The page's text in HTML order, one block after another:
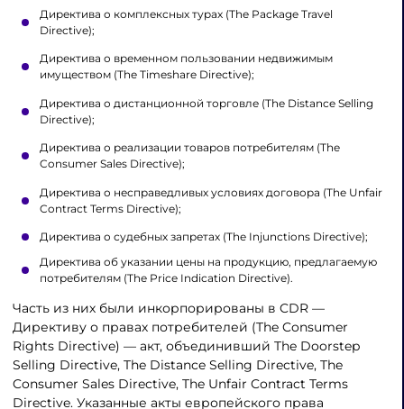
Директива о комплексных турах (The Package Travel
Directive);
Директива о временном пользовании недвижимым
имуществом (The Timeshare Directive);
Директива о дистанционной торговле (The Distance Selling
Directive);
Директива о реализации товаров потребителям (The
Consumer Sales Directive);
Директива о несправедливых условиях договора (The Unfair
Contract Terms Directive);
Директива о судебных запретах (The Injunctions Directive);
Директива об указании цены на продукцию, предлагаемую
потребителям (The Price Indication Directive).
Часть из них были инкорпорированы в CDR —
Директиву о правах потребителей (The Consumer
Rights Directive) — акт, объединивший The Doorstep
Selling Directive, The Distance Selling Directive, The
Consumer Sales Directive, The Unfair Contract Terms
Directive. Указанные акты европейского права